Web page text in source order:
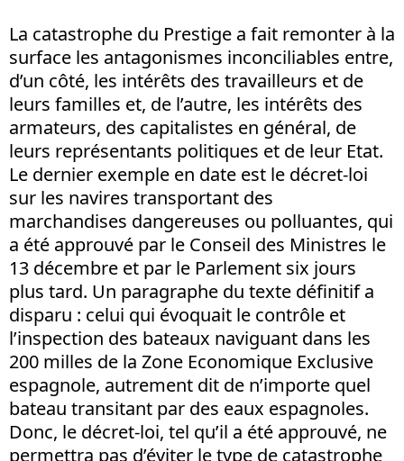
La catastrophe du Prestige a fait remonter à la
surface les antagonismes inconciliables entre,
d’un côté, les intérêts des travailleurs et de
leurs familles et, de l’autre, les intérêts des
armateurs, des capitalistes en général, de
leurs représentants politiques et de leur Etat.
Le dernier exemple en date est le décret-loi
sur les navires transportant des
marchandises dangereuses ou polluantes, qui
a été approuvé par le Conseil des Ministres le
13 décembre et par le Parlement six jours
plus tard. Un paragraphe du texte définitif a
disparu : celui qui évoquait le contrôle et
l’inspection des bateaux naviguant dans les
200 milles de la Zone Economique Exclusive
espagnole, autrement dit de n’importe quel
bateau transitant par des eaux espagnoles.
Donc, le décret-loi, tel qu’il a été approuvé, ne
permettra pas d’éviter le type de catastrophe